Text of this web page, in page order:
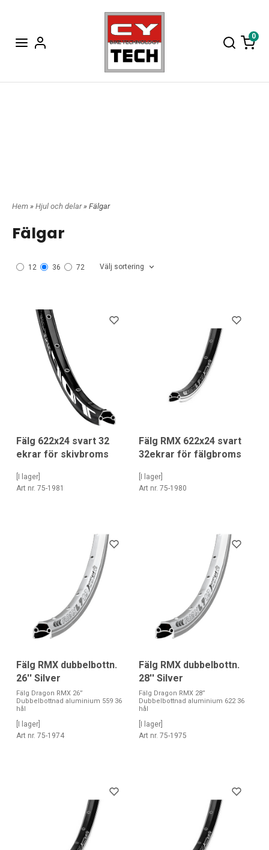
0
Hem » Hjul och delar» Fälgar
Fälgar
12 36 72 Välj sortering
Fälg 622x24 svart 32
ekrar för skivbroms
[I lager]
Art nr. 75-1981
Fälg RMX 622x24 svart
32ekrar för fälgbroms
[I lager]
Art nr. 75-1980
Fälg RMX dubbelbottn.
26'' Silver
Fälg Dragon RMX 26”
Dubbelbottnad aluminium 559 36
hål
[I lager]
Art nr. 75-1974
Fälg RMX dubbelbottn.
28'' Silver
Fälg Dragon RMX 28”
Dubbelbottnad aluminium 622 36
hål
[I lager]
Art nr. 75-1975